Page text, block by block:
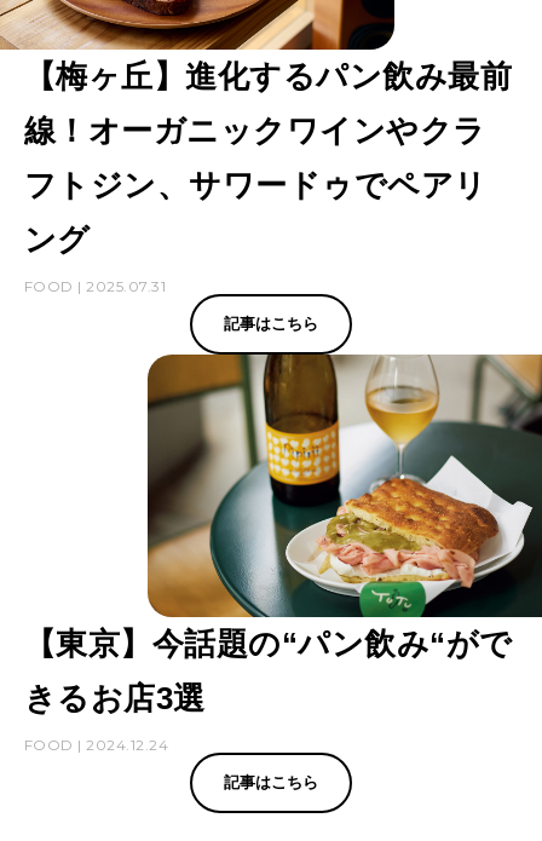
【梅ヶ丘】進化するパン飲み最前
線！オーガニックワインやクラ
フトジン、サワードゥでペアリ
ング
FOOD | 2025.07.31
記事はこちら
【東京】今話題の“パン飲み“がで
きるお店3選
FOOD | 2024.12.24
記事はこちら